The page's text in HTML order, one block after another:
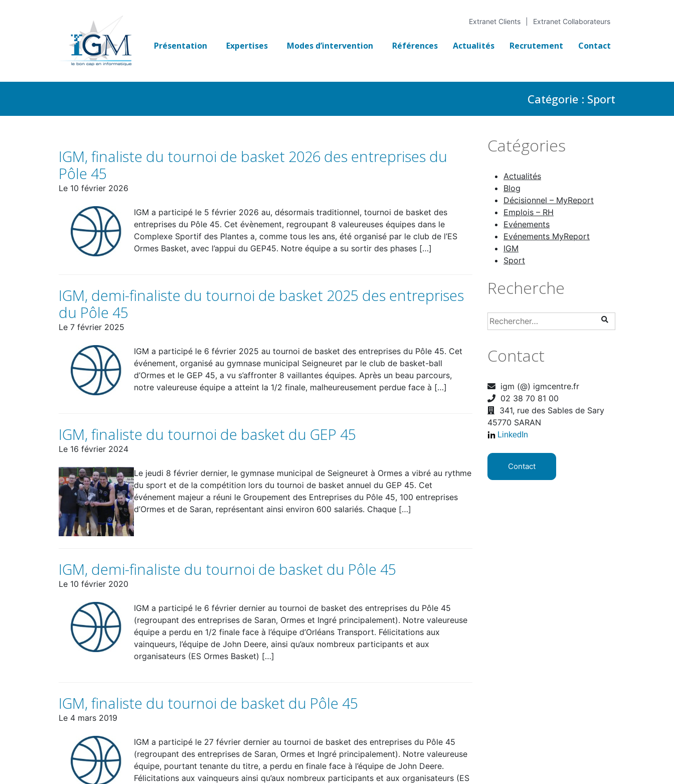
Extranet Clients Extranet Collaborateurs
Présentation Expertises Modes d’intervention Références Actualités Recrutement Contact
Catégorie : Sport
IGM, finaliste du tournoi de basket 2026 des entreprises du
Pôle 45
Le 10 février 2026
IGM a participé le 5 février 2026 au, désormais traditionnel, tournoi de basket des
entreprises du Pôle 45. Cet évènement, regroupant 8 valeureuses équipes dans le
Complexe Sportif des Plantes a, comme tous les ans, été organisé par le club de l’ES
Ormes Basket, avec l’appui du GEP45. Notre équipe a su sortir des phases […]
IGM, demi-finaliste du tournoi de basket 2025 des entreprises
du Pôle 45
Le 7 février 2025
IGM a participé le 6 février 2025 au tournoi de basket des entreprises du Pôle 45. Cet
événement, organisé au gymnase municipal Seigneuret par le club de basket-ball
d’Ormes et le GEP 45, a vu s’affronter 8 vaillantes équipes. Après un beau parcours,
notre valeureuse équipe a atteint la 1/2 finale, malheureusement perdue face à […]
IGM, finaliste du tournoi de basket du GEP 45
Le 16 février 2024
Le jeudi 8 février dernier, le gymnase municipal de Seigneuret à Ormes a vibré au rythme
du sport et de la compétition lors du tournoi de basket annuel du GEP 45. Cet
événement majeur a réuni le Groupement des Entreprises du Pôle 45, 100 entreprises
d’Ormes et de Saran, représentant ainsi environ 600 salariés. Chaque […]
IGM, demi-finaliste du tournoi de basket du Pôle 45
Le 10 février 2020
IGM a participé le 6 février dernier au tournoi de basket des entreprises du Pôle 45
(regroupant des entreprises de Saran, Ormes et Ingré principalement). Notre valeureuse
équipe a perdu en 1/2 finale face à l’équipe d’Orléans Transport. Félicitations aux
vainqueurs, l’équipe de John Deere, ainsi qu’aux nombreux participants et aux
organisateurs (ES Ormes Basket) […]
IGM, finaliste du tournoi de basket du Pôle 45
Le 4 mars 2019
IGM a participé le 27 février dernier au tournoi de basket des entreprises du Pôle 45
(regroupant des entreprises de Saran, Ormes et Ingré principalement). Notre valeureuse
équipe, pourtant tenante du titre, a perdu en finale face à l’équipe de John Deere.
Félicitations aux vainqueurs ainsi qu’aux nombreux participants et aux organisateurs (ES
Catégories
Actualités
Blog
Décisionnel – MyReport
Emplois – RH
Evénements
Evénements MyReport
IGM
Sport
Recherche
Contact
igm (@) igmcentre.fr
02 38 70 81 00
341, rue des Sables de Sary
45770 SARAN
LinkedIn
Contact